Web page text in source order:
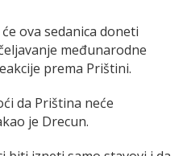
ova sedanica doneti
međunarodne
prema Prištini.
da Priština neće
je Drecun.